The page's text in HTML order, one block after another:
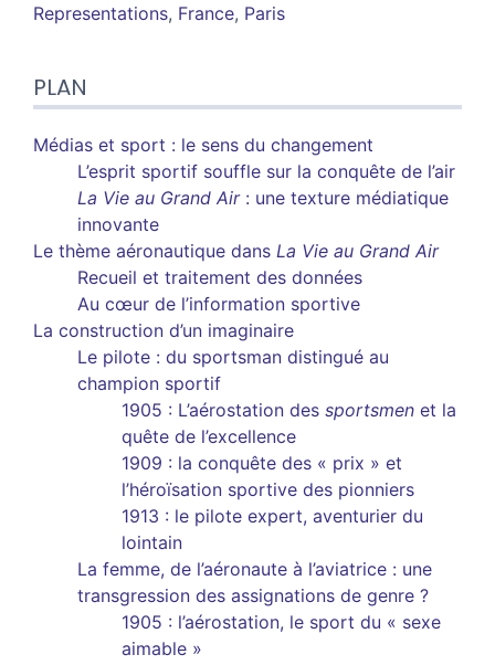
Representations, France, Paris
PLAN
Médias et sport : le sens du changement
L’esprit sportif souffle sur la conquête de l’air
La Vie au Grand Air: une texture médiatique
innovante
Le thème aéronautique dans La Vie au Grand Air
Recueil et traitement des données
Au cœur de l’information sportive
La construction d’un imaginaire
Le pilote : du sportsman distingué au
champion sportif
1905 : L’aérostation des sportsmen et la
quête de l’excellence
1909 : la conquête des « prix » et
l’héroïsation sportive des pionniers
1913 : le pilote expert, aventurier du
lointain
La femme, de l’aéronaute à l’aviatrice : une
transgression des assignations de genre ?
1905 : l’aérostation, le sport du « sexe
aimable »